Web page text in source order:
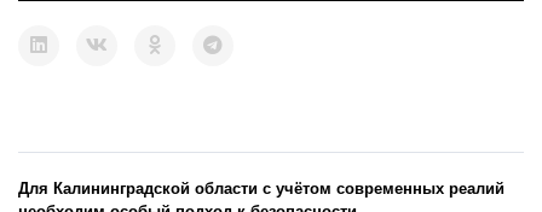
Для Калининградской области с учётом современных реалий